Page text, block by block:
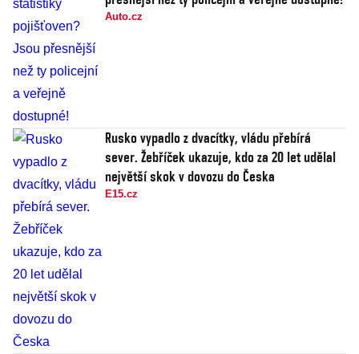
Auto.cz
Rusko vypadlo z dvacítky, vládu přebírá
sever. Žebříček ukazuje, kdo za 20 let udělal
největší skok v dovozu do Česka
E15.cz